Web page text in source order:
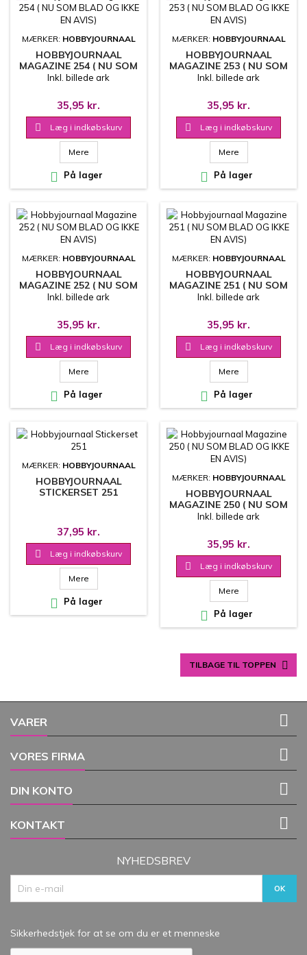
MÆRKER: HOBBYJOURNAAL
HOBBYJOURNAAL
MAGAZINE 254 ( NU SOM
BLAD OG IKKE EN AVIS)
Inkl. billede ark
35,95 kr.
 Læg i indkøbskurv
Mere
 På lager
MÆRKER: HOBBYJOURNAAL
HOBBYJOURNAAL
MAGAZINE 253 ( NU SOM
BLAD OG IKKE EN AVIS)
Inkl. billede ark
35,95 kr.
 Læg i indkøbskurv
Mere
 På lager
MÆRKER: HOBBYJOURNAAL
HOBBYJOURNAAL
MAGAZINE 252 ( NU SOM
BLAD OG IKKE EN AVIS)
Inkl. billede ark
35,95 kr.
 Læg i indkøbskurv
Mere
 På lager
MÆRKER: HOBBYJOURNAAL
HOBBYJOURNAAL
MAGAZINE 251 ( NU SOM
BLAD OG IKKE EN AVIS)
Inkl. billede ark
35,95 kr.
 Læg i indkøbskurv
Mere
 På lager
MÆRKER: HOBBYJOURNAAL
HOBBYJOURNAAL
STICKERSET 251
37,95 kr.
 Læg i indkøbskurv
Mere
 På lager
MÆRKER: HOBBYJOURNAAL
HOBBYJOURNAAL
MAGAZINE 250 ( NU SOM
BLAD OG IKKE EN AVIS)
Inkl. billede ark
35,95 kr.
 Læg i indkøbskurv
Mere
 På lager
TILBAGE TIL TOPPEN 
VARER 
VORES FIRMA 
DIN KONTO 
KONTAKT 
NYHEDSBREV
Sikkerhedstjek for at se om du er et menneske